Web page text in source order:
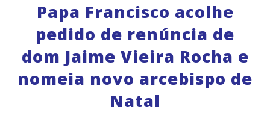
Papa Francisco acolhe
pedido de renúncia de
dom Jaime Vieira Rocha e
nomeia novo arcebispo de
Natal